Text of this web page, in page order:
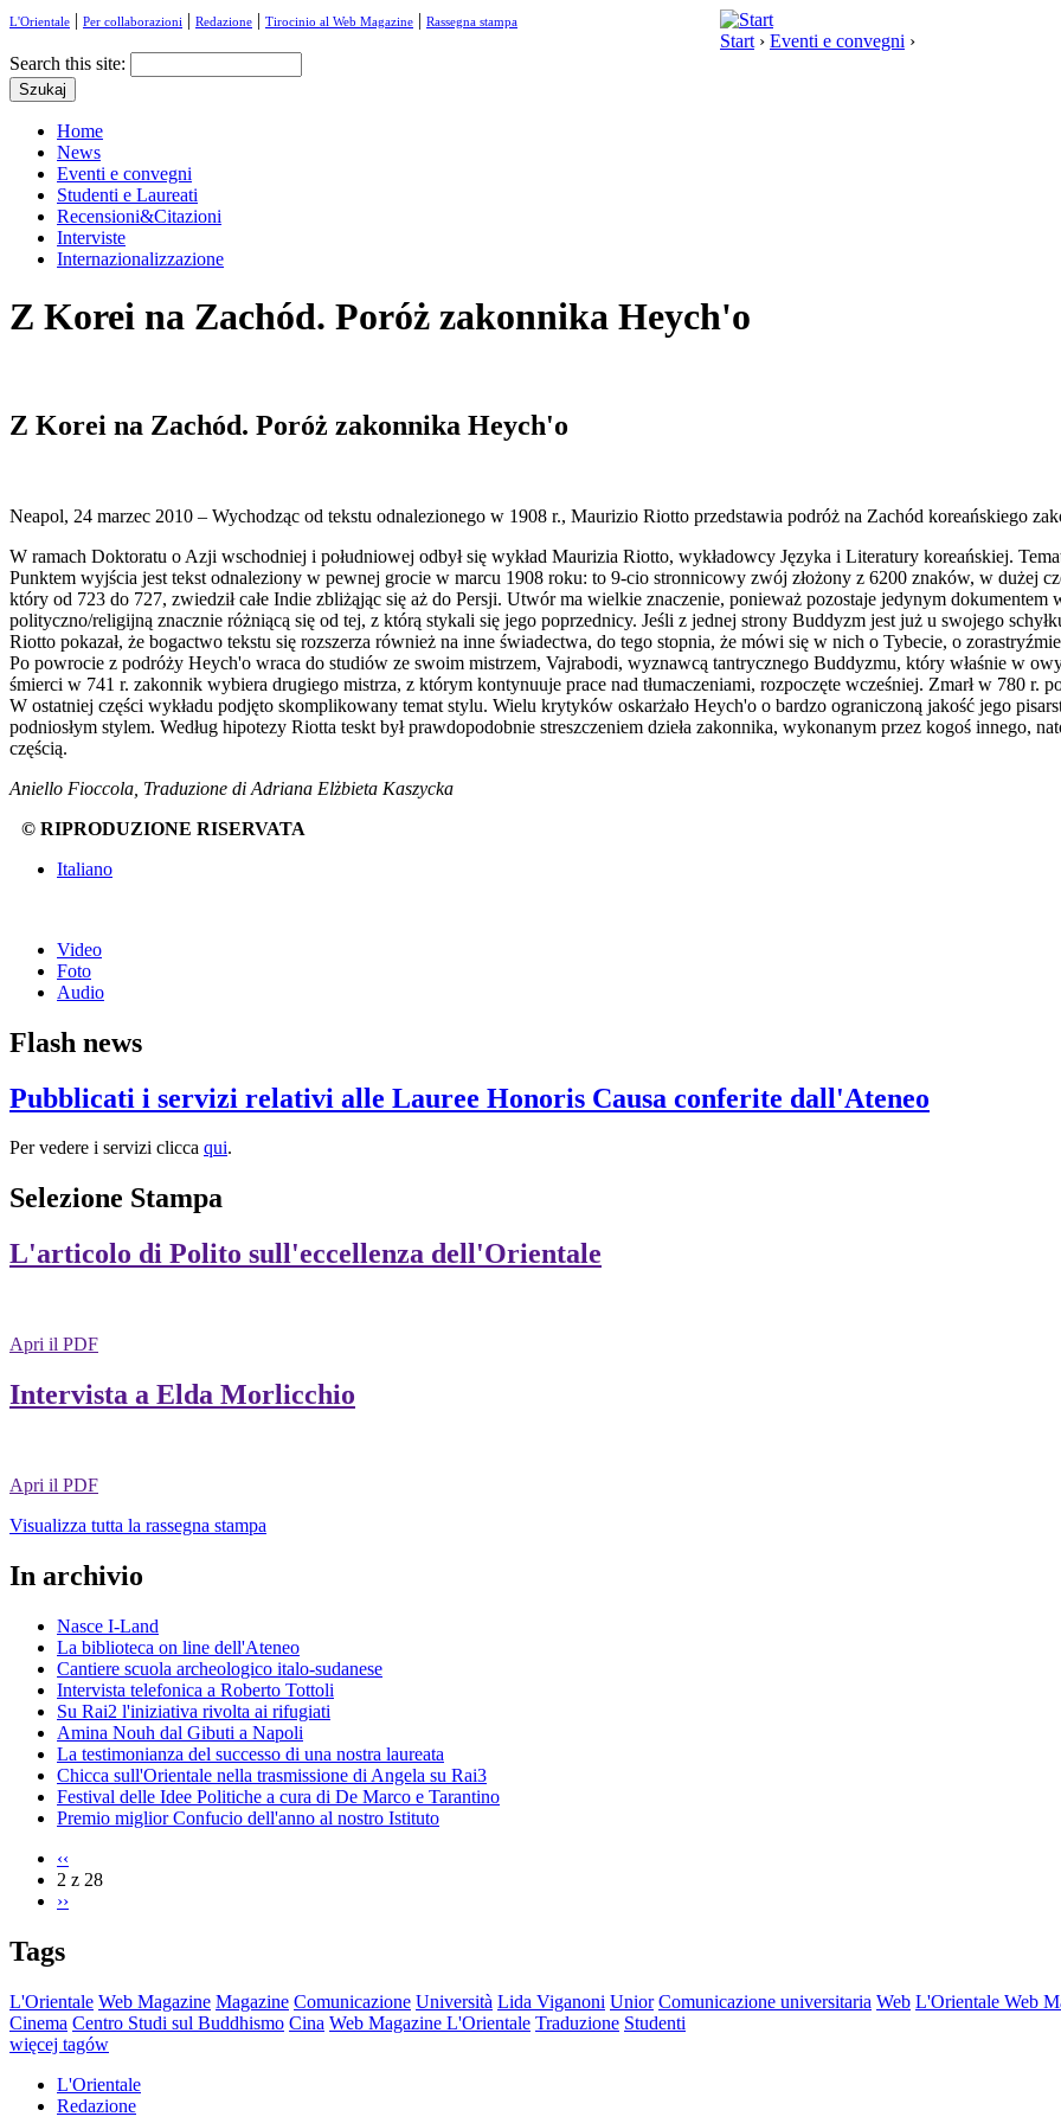
L'Orientale | Per collaborazioni | Redazione | Tirocinio al Web Magazine | Rassegna stampa
Start › Eventi e convegni ›
Search this site:
Home
News
Eventi e convegni
Studenti e Laureati
Recensioni&Citazioni
Interviste
Internazionalizzazione
Z Korei na Zachód. Poróż zakonnika Heych'o
Z Korei na Zachód. Poróż zakonnika Heych'o
Neapol, 24 marzec 2010 – Wychodząc od tekstu odnalezionego w 1908 r., Maurizio Riotto przedstawia podróż na Zachód koreańskiego
W ramach Doktoratu o Azji wschodniej i południowej odbył się wykład Maurizia Riotto, wykładowcy Języka i Literatury koreańskiej.
Punktem wyjścia jest tekst odnaleziony w pewnej grocie w marcu 1908 roku: to 9-cio stronnicowy zwój złożony z 6200 znaków, w dużej
który od 723 do 727, zwiedził całe Indie zbliżąjąc się aż do Persji. Utwór ma wielkie znaczenie, ponieważ pozostaje jedynym
polityczno/religijną znacznie różniącą się od tej, z którą stykali się jego poprzednicy. Jeśli z jednej strony Buddyzm jest już u swojego
Riotto pokazał, że bogactwo tekstu się rozszerza również na inne świadectwa, do tego stopnia, że mówi się w nich o Tybecie, o
Po powrocie z podróży Heych'o wraca do studiów ze swoim mistrzem, Vajrabodi, wyznawcą tantrycznego Buddyzmu, który właśnie w
śmierci w 741 r. zakonnik wybiera drugiego mistrza, z którym kontynuuje prace nad tłumaczeniami, rozpoczęte wcześniej. Zmarł w 780 r.
W ostatniej części wykładu podjęto skomplikowany temat stylu. Wielu krytyków oskarżało Heych'o o bardzo ograniczoną jakość jego
podniosłym stylem. Według hipotezy Riotta teskt był prawdopodobnie streszczeniem dzieła zakonnika, wykonanym przez kogoś innego,
częścią.
Aniello Fioccola, Traduzione di Adriana Elżbieta Kaszycka
© RIPRODUZIONE RISERVATA
Italiano
Video
Foto
Audio
Flash news
Pubblicati i servizi relativi alle Lauree Honoris Causa conferite dall'Ateneo
Per vedere i servizi clicca qui.
Selezione Stampa
L'articolo di Polito sull'eccellenza dell'Orientale
Apri il PDF
Intervista a Elda Morlicchio
Apri il PDF
Visualizza tutta la rassegna stampa
In archivio
Nasce I-Land
La biblioteca on line dell'Ateneo
Cantiere scuola archeologico italo-sudanese
Intervista telefonica a Roberto Tottoli
Su Rai2 l'iniziativa rivolta ai rifugiati
Amina Nouh dal Gibuti a Napoli
La testimonianza del successo di una nostra laureata
Chicca sull'Orientale nella trasmissione di Angela su Rai3
Festival delle Idee Politiche a cura di De Marco e Tarantino
Premio miglior Confucio dell'anno al nostro Istituto
‹‹
2 z 28
››
Tags
L'Orientale Web Magazine Magazine Comunicazione Università Lida Viganoni Unior Comunicazione universitaria Web L'Orientale Web
Cinema Centro Studi sul Buddhismo Cina Web Magazine L'Orientale Traduzione Studenti
więcej tagów
L'Orientale
Redazione